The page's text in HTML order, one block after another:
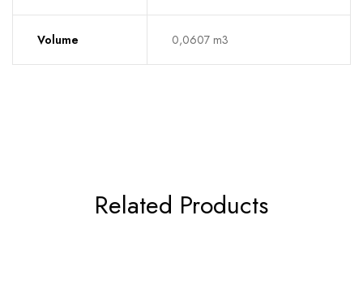
Volume 0,0607 m3
Related Products